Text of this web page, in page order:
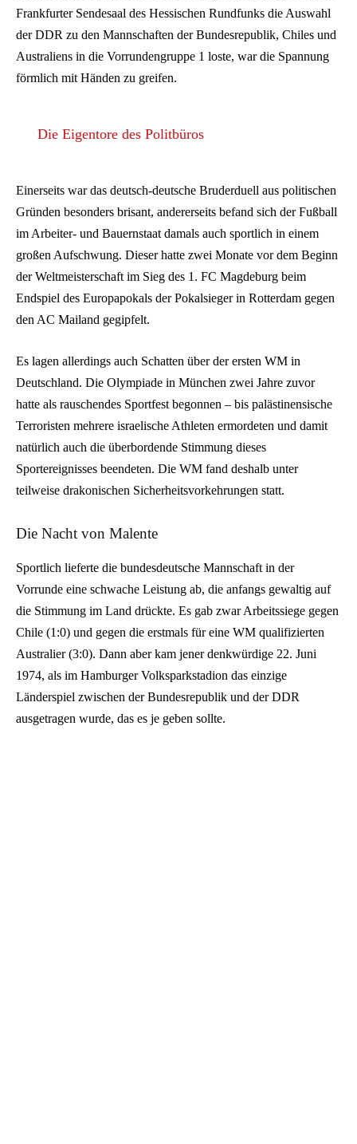
Frankfurter Sendesaal des Hessischen Rundfunks die Auswahl
der DDR zu den Mannschaften der Bundesrepublik, Chiles und
Australiens in die Vorrundengruppe 1 loste, war die Spannung
förmlich mit Händen zu greifen.
Die Eigentore des Politbüros
Einerseits war das deutsch-deutsche Bruderduell aus politischen
Gründen besonders brisant, andererseits befand sich der Fußball
im Arbeiter- und Bauernstaat damals auch sportlich in einem
großen Aufschwung. Dieser hatte zwei Monate vor dem Beginn
der Weltmeisterschaft im Sieg des 1. FC Magdeburg beim
Endspiel des Europapokals der Pokalsieger in Rotterdam gegen
den AC Mailand gegipfelt.
Es lagen allerdings auch Schatten über der ersten WM in
Deutschland. Die Olympiade in München zwei Jahre zuvor
hatte als rauschendes Sportfest begonnen – bis palästinensische
Terroristen mehrere israelische Athleten ermordeten und damit
natürlich auch die überbordende Stimmung dieses
Sportereignisses beendeten. Die WM fand deshalb unter
teilweise drakonischen Sicherheitsvorkehrungen statt.
Die Nacht von Malente
Sportlich lieferte die bundesdeutsche Mannschaft in der
Vorrunde eine schwache Leistung ab, die anfangs gewaltig auf
die Stimmung im Land drückte. Es gab zwar Arbeitssiege gegen
Chile (1:0) und gegen die erstmals für eine WM qualifizierten
Australier (3:0). Dann aber kam jener denkwürdige 22. Juni
1974, als im Hamburger Volksparkstadion das einzige
Länderspiel zwischen der Bundesrepublik und der DDR
ausgetragen wurde, das es je geben sollte.